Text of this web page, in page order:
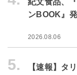
紀文食品、
ンBOOK』
2026.08.06
5.
【速報】タ